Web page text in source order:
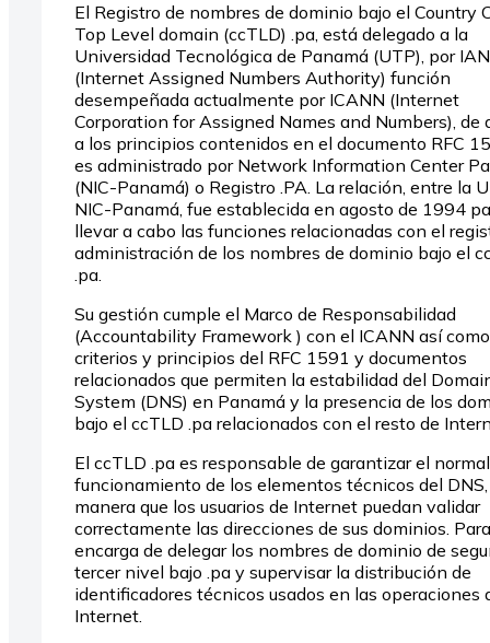
El Registro de nombres de dominio bajo el Country
Top Level domain (ccTLD) .pa, está delegado a la
Universidad Tecnológica de Panamá (UTP), por
(Internet Assigned Numbers Authority) función
desempeñada actualmente por ICANN (Internet
Corporation for Assigned Names and Numbers), de
a los principios contenidos en el documento RFC
es administrado por Network Information Center
(NIC-Panamá) o Registro .PA. La relación, entre la
NIC-Panamá, fue establecida en agosto de 1994
llevar a cabo las funciones relacionadas con el
administración de los nombres de dominio bajo el
.pa.
Su gestión cumple el Marco de Responsabilidad
(Accountability Framework ) con el ICANN así
criterios y principios del RFC 1591 y documentos
relacionados que permiten la estabilidad del
System (DNS) en Panamá y la presencia de los
bajo el ccTLD .pa relacionados con el resto de
El ccTLD .pa es responsable de garantizar el normal
funcionamiento de los elementos técnicos del
manera que los usuarios de Internet puedan validar
correctamente las direcciones de sus dominios.
encarga de delegar los nombres de dominio de
tercer nivel bajo .pa y supervisar la distribución de
identificadores técnicos usados en las operaciones
Internet.